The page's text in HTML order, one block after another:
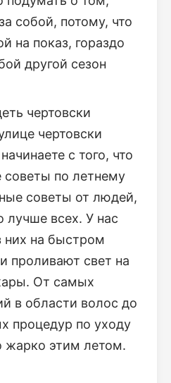
собой, потому, что
на показ, гораздо
другой сезон
чертовски
чертовски
с того, что
советы по летнему
советы от людей,
лучше всех. У нас
них на быстром
проливают свет на
От самых
в области волос до
процедур по уходу
жарко этим летом.